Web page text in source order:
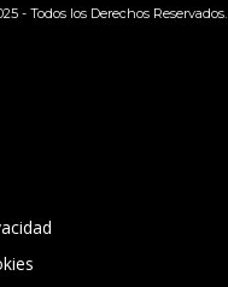
- Todos los Derechos Reservados.